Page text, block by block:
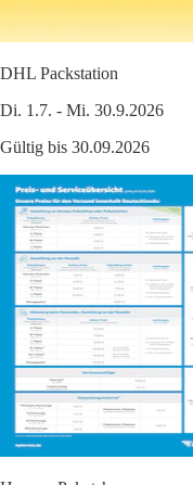
DHL Packstation
Di. 1.7. - Mi. 30.9.2026
Gültig bis 30.09.2026